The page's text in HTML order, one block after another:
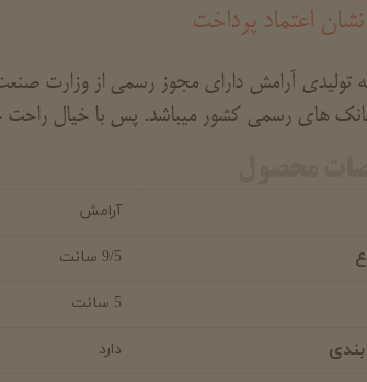
اعتماد پرداخت
تولیدی آرامش دارای مجوز رسمی از وزارت صنعت
های رسمی کشور میباشد. پس با خیال راحت
آرامش
9/5 سانت
5 سانت
دارد